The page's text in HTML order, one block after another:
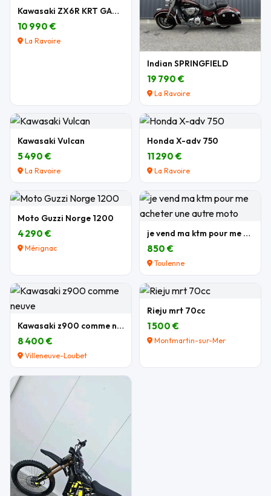
Kawasaki ZX6R KRT GARANTIE
10 990 €
La Ravoire
Indian SPRINGFIELD
19 790 €
La Ravoire
Kawasaki Vulcan
5 490 €
La Ravoire
Honda X-adv 750
11 290 €
La Ravoire
Moto Guzzi Norge 1200
4 290 €
Mérignac
je vend ma ktm pour me acheter une autre moto
850 €
Toulenne
Kawasaki z900 comme neuve
8 400 €
Villeneuve-Loubet
Rieju mrt 70cc
1 500 €
Montmartin-sur-Mer